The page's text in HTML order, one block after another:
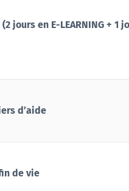
jours en E-LEARNING + 1
d’aide
de vie